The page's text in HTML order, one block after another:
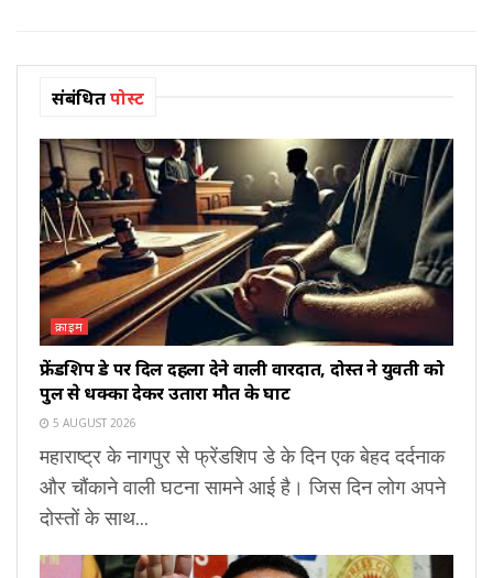
संबंधितपोस्ट
क्राइम
फ्रेंडशिप डे पर दिल दहला देने वाली वारदात, दोस्त ने युवती को
पुल से धक्का देकर उतारा मौत के घाट
5 AUGUST 2026
महाराष्ट्र के नागपुर से फ्रेंडशिप डे के दिन एक बेहद दर्दनाक
और चौंकाने वाली घटना सामने आई है। जिस दिन लोग अपने
दोस्तों के साथ...